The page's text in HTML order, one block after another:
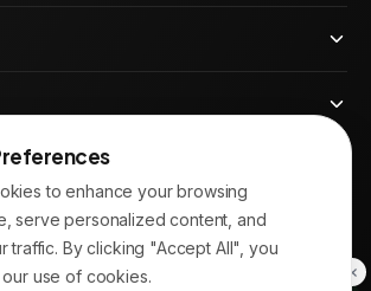
to enhance your browsing
serve personalized content, and
traffic. By clicking "Accept All", you
use of cookies.